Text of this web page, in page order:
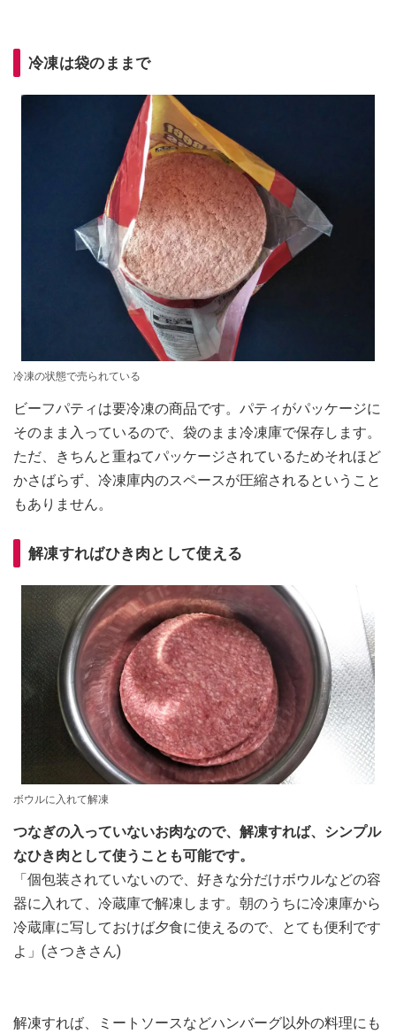
冷凍は袋のままで
冷凍の状態で売られている
ビーフパティは要冷凍の商品です。パティがパッケージに
そのまま入っているので、袋のまま冷凍庫で保存します。
ただ、きちんと重ねてパッケージされているためそれほど
かさばらず、冷凍庫内のスペースが圧縮されるということ
もありません。
解凍すればひき肉として使える
ボウルに入れて解凍
つなぎの入っていないお肉なので、解凍すれば、シンプル
なひき肉として使うことも可能です。
「個包装されていないので、好きな分だけボウルなどの容
器に入れて、冷蔵庫で解凍します。朝のうちに冷凍庫から
冷蔵庫に写しておけば夕食に使えるので、とても便利です
よ」(さつきさん)
解凍すれば、ミートソースなどハンバーグ以外の料理にも